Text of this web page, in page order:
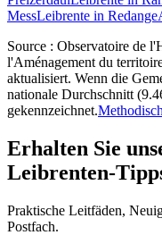
MessLeibrente in Redange
Source : Observatoire de
l'Aménagement du
aktualisiert. Wenn die
nationale Durchschnitt
gekennzeichnet.
Erhalten Sie
Leibrenten-
Praktische Leitfäden,
Postfach.